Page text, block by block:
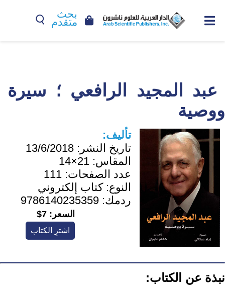
بحث
متقدم
عبد المجيد الرافعي ؛ سيرة
ووصية
تأليف:
تاريخ النشر: 13/6/2018
المقاس: 21×14
عدد الصفحات: 111
النوع:كتاب إلكتروني
ردمك: 9786140235359
السعر: 7$
اشترِ الكتاب
نبذة عن الكتاب: